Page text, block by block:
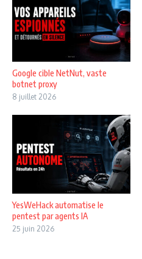
Google cible NetNut, vaste
botnet proxy
8 juillet 2026
YesWeHack automatise le
pentest par agents IA
25 juin 2026